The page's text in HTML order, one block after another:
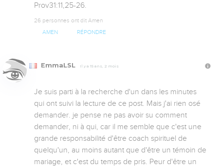
Prov31:11,25-26.
26 personnes ont dit Amen
AMEN RÉPONDRE
EmmaLSL Il y a 15 ans, 2 mois
Je suis parti à la recherche d'un dans les minutes
qui ont suivi la lecture de ce post. Mais j'ai rien osé
demander. je pense ne pas avoir su comment
demander, ni à qui, car il me semble que c'est une
grande responsabilité d'être coach spirituel de
quelqu'un, au moins autant que d'être un témoin de
mariage, et c'est du temps de pris. Peur d'être un